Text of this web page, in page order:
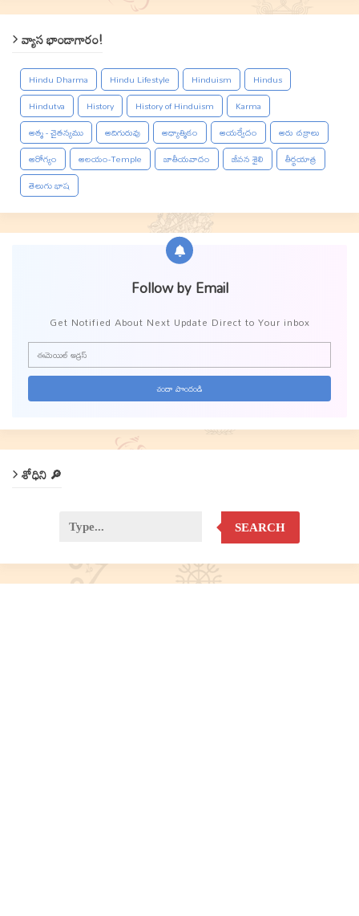
వ్యాస భాండాగారం!
Hindu Dharma Hindu Lifestyle Hinduism
Hindus
Hindutva
History History of Hinduism
Karma
ఆత్మ - చైతన్యము
ఆదిగురువు ఆధ్యాత్మికం ఆయర్వేదం
ఆరు చక్రాలు
ఆరోగ్యం
ఆలయం-Temple జాతీయవాదం జీవన శైలి
తీర్థయాత్ర
తెలుగు భాష
Follow by Email
Get Notified About Next Update Direct to Your inbox
శోధిని 🔎
SEARCH